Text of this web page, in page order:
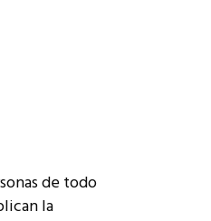
de todo
la